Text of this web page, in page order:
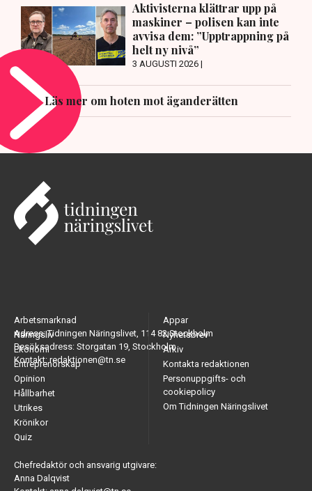
Aktivisterna klättrar upp på
maskiner – polisen kan inte
avvisa dem: ”Upptrappning på
helt ny nivå”
3 AUGUSTI 2026 |
Läs mer om hoten mot äganderätten
Adress: Tidningen Näringslivet, 114 82 Stockholm
Besöksadress: Storgatan 19, Stockholm
Kontakt: redaktionen@tn.se
Arbetsmarknad
Näringsliv
Ekonomi
Entreprenörskap
Opinion
Hållbarhet
Utrikes
Krönikor
Quiz
Appar
Nyhetsbrev
Arkiv
Kontakta redaktionen
Personuppgifts- och
cookiepolicy
Om Tidningen Näringslivet
Chefredaktör och ansvarig utgivare:
Anna Dalqvist